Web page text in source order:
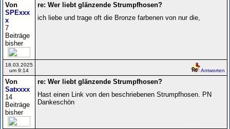
Von
SPExxx
x
7
Beiträge
bisher
re: Wer liebt glänzende Strumpfhosen?
ich liebe und trage oft die Bronze farbenen von nur die,
18.03.2025
um 9:14
Antworten
Von
Satxxxx
14
Beiträge
bisher
re: Wer liebt glänzende Strumpfhosen?
Hast einen Link von den beschriebenen Strumpfhosen. PN
Dankeschön